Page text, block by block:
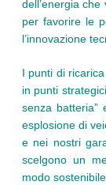
dell’energia
per favorire le
l’innovazione
I punti di
in punti
senza batteria”
esplosione di
e nei nostri
scelgono un
modo sostenibile.